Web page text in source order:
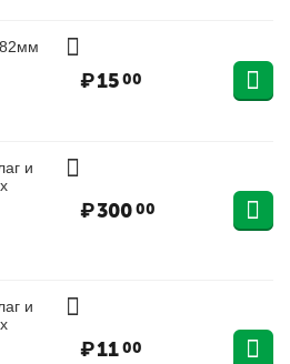
₽1500
и
₽30000
и
₽1100